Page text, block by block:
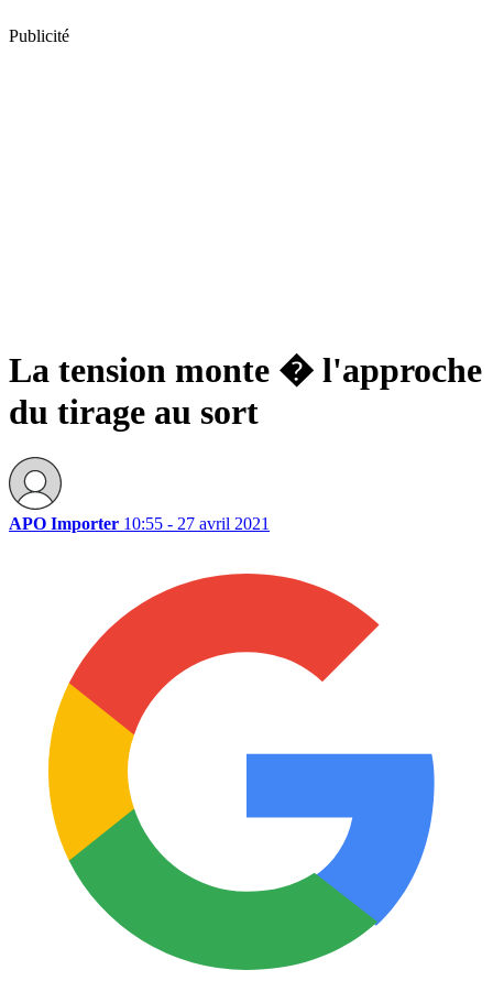
Publicité
La tension monte � l'approche
du tirage au sort
APO Importer 10:55 - 27 avril 2021